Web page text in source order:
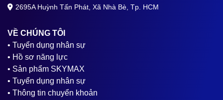
2695A Huỳnh Tấn Phát, Xã Nhà Bè, Tp. HCM
VỀ CHÚNG TÔI
• Tuyển dụng nhân sự
• Hồ sơ năng lực
• Sản phẩm SKYMAX
• Tuyển dụng nhân sự
• Thông tin chuyển khoản